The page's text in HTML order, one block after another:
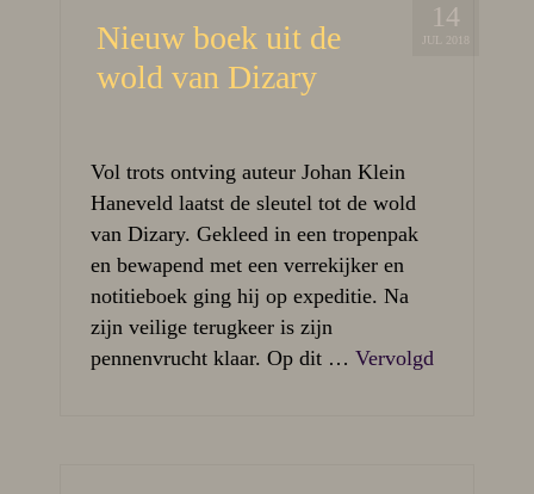
14
JUL 2018
Nieuw boek uit de
wold van Dizary
Vol trots ontving auteur Johan Klein
Haneveld laatst de sleutel tot de wold
van Dizary. Gekleed in een tropenpak
en bewapend met een verrekijker en
notitieboek ging hij op expeditie. Na
zijn veilige terugkeer is zijn
pennenvrucht klaar. Op dit … Vervolgd